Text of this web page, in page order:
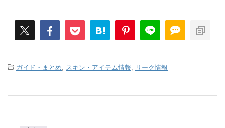
-ガイド・まとめ スキン・アイテム情報 リーク情報